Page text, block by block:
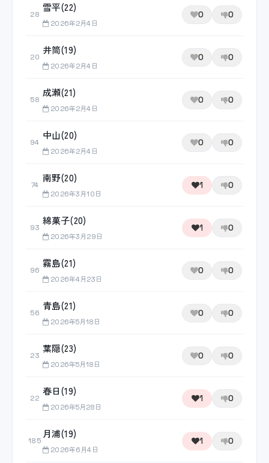
28
雪平(22)
2026年2月4日
0 0
20
井筒(19)
2026年2月4日
0 0
58
成瀬(21)
2026年2月4日
0 0
94
中山(20)
2026年2月4日
0 0
74
南野(20)
2026年3月10日
1 0
93
綿菓子(20)
2026年3月29日
1 0
96
霧島(21)
2026年4月23日
0 0
56
青島(21)
2026年5月18日
0 0
23
葉隠(23)
2026年5月18日
0 0
22
春日(19)
2026年5月28日
1 0
185
月浦(19)
2026年6月4日
1 0